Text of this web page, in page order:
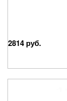
2814 руб.